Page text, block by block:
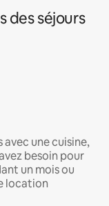
des séjours
une cuisine,
besoin pour
un mois ou
location